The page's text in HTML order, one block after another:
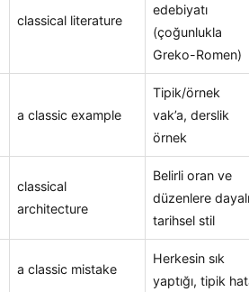
classical literature
edebiyatı
(çoğunlukla
Greko-Romen)
a classic example
Tipik/örnek
vak’a, derslik
örnek
classical
architecture
Belirli oran ve
düzenlere dayalı
tarihsel stil
a classic mistake
Herkesin sık
yaptığı, tipik